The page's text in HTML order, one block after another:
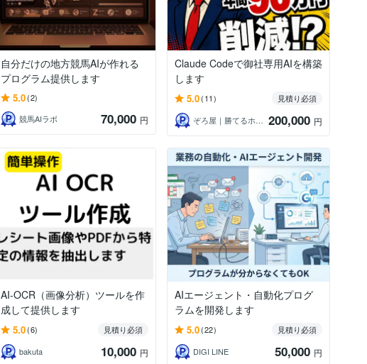
自分だけの地方競馬AIが作れる
プログラム提供します
5.0(2)
競馬AIラボ
70,000 円
Claude Codeで御社専用AIを構築
します
5.0(11)
見積り必須
ぞろ屋｜勝てるホームページ作成会社
200,000 円
AI-OCR（画像分析）ツールを作
成して提供します
5.0(6)
見積り必須
bakuta
10,000 円
AIエージェント・自動化プログ
ラムを開発します
5.0(22)
見積り必須
DIGI LINE
50,000 円